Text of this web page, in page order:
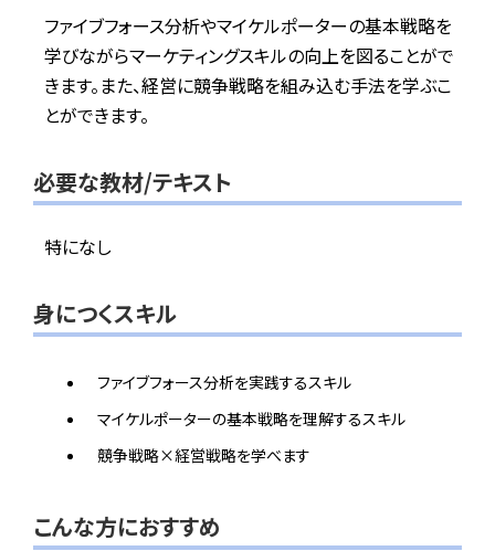
ファイブフォース分析やマイケルポーターの基本戦略を
学びながらマーケティングスキルの向上を図ることがで
きます。また、経営に競争戦略を組み込む手法を学ぶこ
とができます。
必要な教材/テキスト
特になし
身につくスキル
ファイブフォース分析を実践するスキル
マイケルポーターの基本戦略を理解するスキル
競争戦略×経営戦略を学べます
こんな方におすすめ